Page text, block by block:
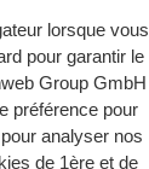
lorsque vous
pour garantir le
Group GmbH
préférence pour
analyser nos
de 1ère et de
solos
2026